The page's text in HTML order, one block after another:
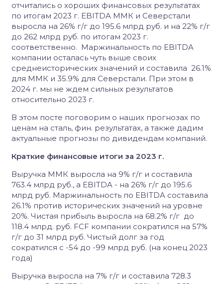
отчитались о хороших финансовых результатах
по итогам 2023 г. EBITDA ММК и Северстали
выросла на 26% г/г до 195.6 млрд руб. и на 22% г/г
до 262 млрд руб. по итогам 2023 г.
соответственно. Маржинальность по EBITDA
компании осталась чуть выше своих
среднеисторических значений и составила 26.1%
для ММК и 35.9% для Северстали. При этом в
2024 г. мы не ждем сильных результатов
относительно 2023 г.
В этом посте поговорим о наших прогнозах по
ценам на сталь, фин. результатах, а также дадим
актуальные прогнозы по дивидендам компаний.
Краткие финансовые итоги за 2023 г.
Выручка ММК выросла на 9% г/г и составила
763.4 млрд руб., а EBITDA - на 26% г/г до 195.6
млрд руб. Маржинальность по EBITDA составила
26.1% против исторических значений на уровне
20%. Чистая прибыль выросла на 68.2% г/г до
118.4 млрд. руб. FCF компании сократился на 57%
г/г до 31 млрд руб. Чистый долг за год
сократился с -54 до -99 млрд руб. (на конец 2023
года)
Выручка выросла на 7% г/г и составила 728.3